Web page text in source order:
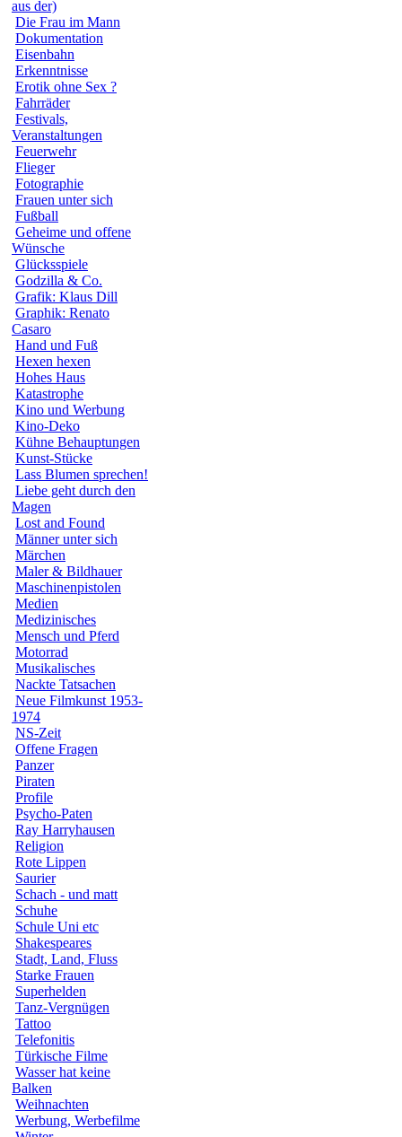
aus der)
Die Frau im Mann
Dokumentation
Eisenbahn
Erkenntnisse
Erotik ohne Sex ?
Fahrräder
Festivals,
Veranstaltungen
Feuerwehr
Flieger
Fotographie
Frauen unter sich
Fußball
Geheime und offene
Wünsche
Glücksspiele
Godzilla & Co.
Grafik: Klaus Dill
Graphik: Renato
Casaro
Hand und Fuß
Hexen hexen
Hohes Haus
Katastrophe
Kino und Werbung
Kino-Deko
Kühne Behauptungen
Kunst-Stücke
Lass Blumen sprechen!
Liebe geht durch den
Magen
Lost and Found
Männer unter sich
Märchen
Maler & Bildhauer
Maschinenpistolen
Medien
Medizinisches
Mensch und Pferd
Motorrad
Musikalisches
Nackte Tatsachen
Neue Filmkunst 1953-
1974
NS-Zeit
Offene Fragen
Panzer
Piraten
Profile
Psycho-Paten
Ray Harryhausen
Religion
Rote Lippen
Saurier
Schach - und matt
Schuhe
Schule Uni etc
Shakespeares
Stadt, Land, Fluss
Starke Frauen
Superhelden
Tanz-Vergnügen
Tattoo
Telefonitis
Türkische Filme
Wasser hat keine
Balken
Weihnachten
Werbung, Werbefilme